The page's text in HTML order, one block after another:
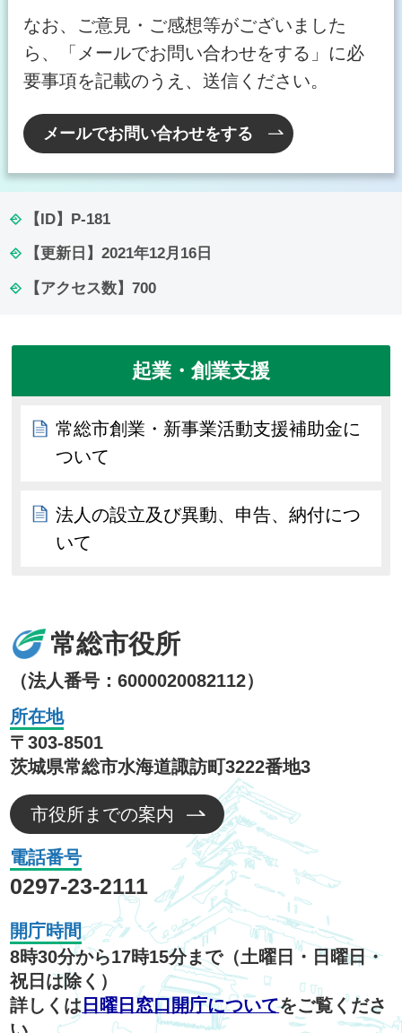
なお、ご意見・ご感想等がございました
ら、「メールでお問い合わせをする」に必
要事項を記載のうえ、送信ください。
メールでお問い合わせをする
【ID】 P-181
【更新日】 2021年12月16日
【アクセス数】 700
起業・創業支援
常総市創業・新事業活動支援補助金に
ついて
法人の設立及び異動、申告、納付につ
いて
常総市役所
（法人番号：6000020082112）
所在地
〒303-8501
茨城県常総市水海道諏訪町3222番地3
市役所までの案内
電話番号
0297-23-2111
開庁時間
8時30分から17時15分まで（土曜日・日曜日・
祝日は除く）
詳しくは 日曜日窓口開庁についてをご覧くださ